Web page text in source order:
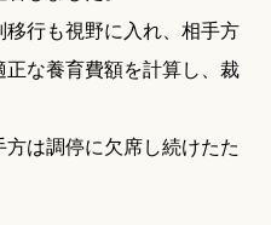
行も視野に入れ、相手方
な養育費額を計算し、裁
は調停に欠席し続けたた